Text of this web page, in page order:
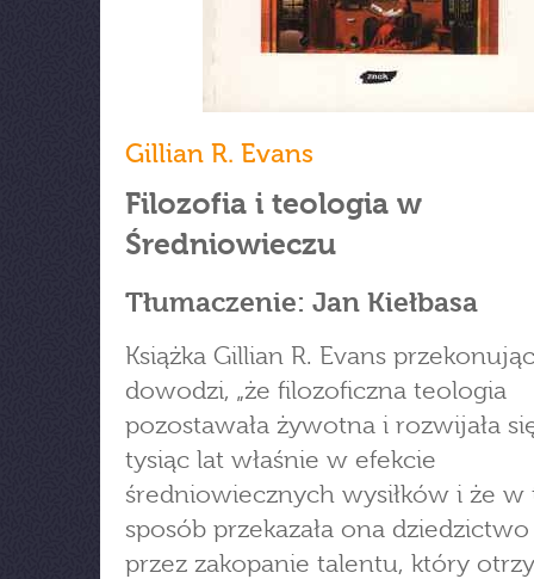
Gillian R. Evans
Filozofia i teologia w
Średniowieczu
Tłumaczenie: Jan Kiełbasa
Książka Gillian R. Evans
dowodzi, „że filozoficzna teologia
pozostawała żywotna i rozwijała
tysiąc lat właśnie w efekcie
średniowiecznych wysiłków i że w
sposób przekazała ona
przez zakopanie talentu, który